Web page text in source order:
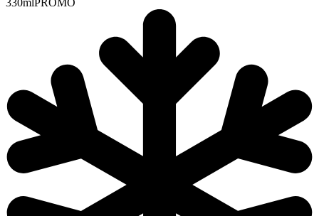
330mlPROMO